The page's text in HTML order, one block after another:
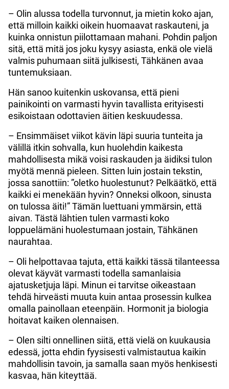
– Olin alussa todella turvonnut, ja mietin koko ajan,
että milloin kaikki oikein huomaavat raskauteni, ja
kuinka onnistun piilottamaan mahani. Pohdin paljon
sitä, että mitä jos joku kysyy asiasta, enkä ole vielä
valmis puhumaan siitä julkisesti, Tähkänen avaa
tuntemuksiaan.
Hän sanoo kuitenkin uskovansa, että pieni
painikointi on varmasti hyvin tavallista erityisesti
esikoistaan odottavien äitien keskuudessa.
– Ensimmäiset viikot kävin läpi suuria tunteita ja
välillä itkin sohvalla, kun huolehdin kaikesta
mahdollisesta mikä voisi raskauden ja äidiksi tulon
myötä mennä pieleen. Sitten luin jostain tekstin,
jossa sanottiin: ”oletko huolestunut? Pelkäätkö, että
kaikki ei menekään hyvin? Onneksi olkoon, sinusta
on tulossa äiti!” Tämän luettuani ymmärsin, että
aivan. Tästä lähtien tulen varmasti koko
loppuelämäni huolestumaan jostain, Tähkänen
naurahtaa.
– Oli helpottavaa tajuta, että kaikki tässä tilanteessa
olevat käyvät varmasti todella samanlaisia
ajatusketjuja läpi. Minun ei tarvitse oikeastaan
tehdä hirveästi muuta kuin antaa prosessin kulkea
omalla painollaan eteenpäin. Hormonit ja biologia
hoitavat kaiken olennaisen.
– Olen silti onnellinen siitä, että vielä on kuukausia
edessä, jotta ehdin fyysisesti valmistautua kaikin
mahdollisin tavoin, ja samalla saan myös henkisesti
kasvaa, hän kiteyttää.